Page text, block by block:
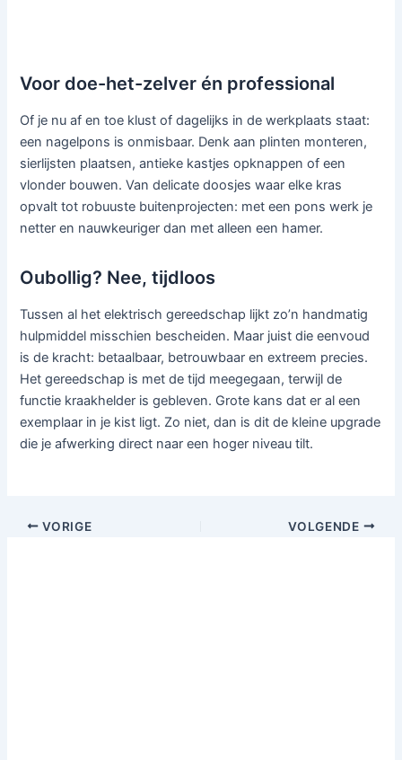
Voor doe-het-zelver én professional
Of je nu af en toe klust of dagelijks in de werkplaats staat:
een nagelpons is onmisbaar. Denk aan plinten monteren,
sierlijsten plaatsen, antieke kastjes opknappen of een
vlonder bouwen. Van delicate doosjes waar elke kras
opvalt tot robuuste buitenprojecten: met een pons werk je
netter en nauwkeuriger dan met alleen een hamer.
Oubollig? Nee, tijdloos
Tussen al het elektrisch gereedschap lijkt zo’n handmatig
hulpmiddel misschien bescheiden. Maar juist die eenvoud
is de kracht: betaalbaar, betrouwbaar en extreem precies.
Het gereedschap is met de tijd meegegaan, terwijl de
functie kraakhelder is gebleven. Grote kans dat er al een
exemplaar in je kist ligt. Zo niet, dan is dit de kleine upgrade
die je afwerking direct naar een hoger niveau tilt.
VORIGE VOLGENDE